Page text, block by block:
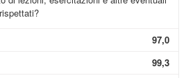
97,0
99,3